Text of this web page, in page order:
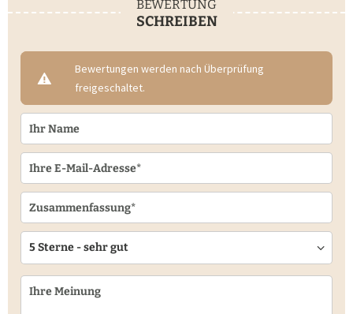
BEWERTUNG
SCHREIBEN
Bewertungen werden nach Überprüfung
freigeschaltet.